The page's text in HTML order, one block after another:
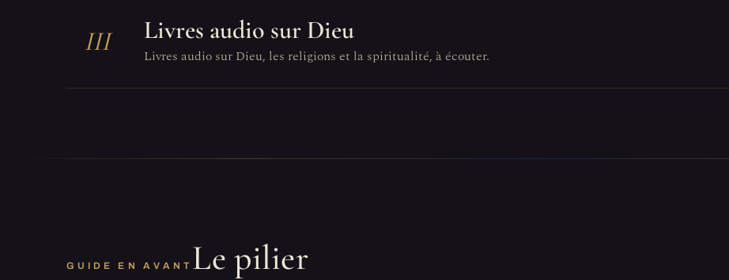
III Livres audio sur Dieu
Livres audio sur Dieu, les religions et la spiritualité, à écouter.
GUIDE EN AVANT Le pilier